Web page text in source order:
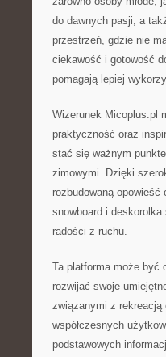
do dawnych pasji, a
przestrzeń, gdzie nie
ciekawość i gotowość
pomagają lepiej
Wizerunek Micoplus.pl
praktyczność oraz
stać się ważnym
zimowymi. Dzięki
rozbudowaną
snowboard i
radości z ruchu.
Ta platforma może być
rozwijać swoje
związanymi z
współczesnych
podstawowych